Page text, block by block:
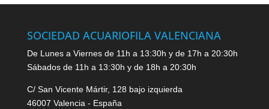
SOCIEDAD ACUARIOFILA VALENCIANA
De Lunes a Viernes de 11h a 13:30h y de 17h a 20:30h
Sábados de 11h a 13:30h y de 18h a 20:30h
C/ San Vicente Mártir, 128 bajo izquierda
46007 Valencia - España